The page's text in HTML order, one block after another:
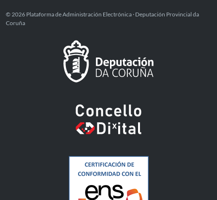
© 2026 Plataforma de Administración Electrónica · Deputación Provincial da
Coruña